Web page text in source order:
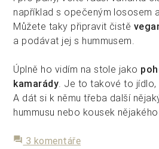
například s opečeným lososem
Můžete taky připravit čistě
a podávat jej s hummusem.
Úplně ho vidím na stole jako
kamarády. Je to takové to jídlo,
A dát si k němu třeba další
hummusu nebo kousek
forum 3 komentáře